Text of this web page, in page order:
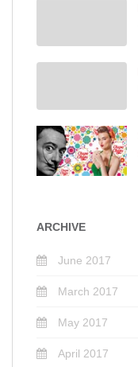
ARCHIVE
June 2017
March 2017
May 2017
April 2017